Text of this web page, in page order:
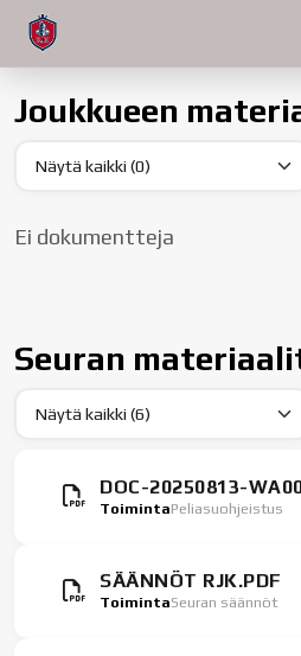
Joukkueen
Ei dokumentteja
Seuran
DOC-20250813-
ToimintaPeliasuohjeistus
SÄÄNNÖT RJK.PDF
ToimintaSeuran säännöt